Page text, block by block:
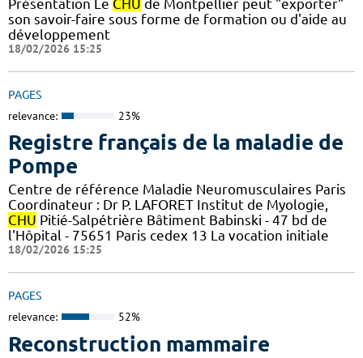
Présentation Le CHU de Montpellier peut "exporter"
son savoir-faire sous forme de formation ou d'aide au
développement
18/02/2026 15:25
PAGES
relevance: 23%
Registre français de la maladie de
Pompe
Centre de référence Maladie Neuromusculaires Paris
Coordinateur : Dr P. LAFORET Institut de Myologie,
CHU Pitié-Salpétrière Bâtiment Babinski - 47 bd de
l'Hôpital - 75651 Paris cedex 13 La vocation initiale
18/02/2026 15:25
PAGES
relevance: 52%
Reconstruction mammaire